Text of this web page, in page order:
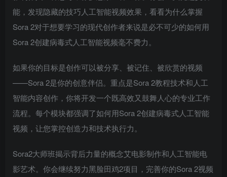
能，发现隐藏的技巧人工智能视频效果，看看为什么掌握
Sora 2对于想要学习的现代创作者来说是必不可少的如何用
Sora 2创建病毒式人工智能视频毫不费力。
如果你的目标是创作可以被分享、被记住、被欣赏的视频
——Sora 2是你的创意伴侣。重点是Sora 2教程技术和人工
智能内容创作，你将开发一个既高效又鼓舞人心的专业工作
流程。每个模块都强调了如何用Sora 2创建病毒式人工智能
视频，让您掌控创造力和技术执行力。
Sora2大师班揭示背后力量的概念艾电影制作和人工智能电
影艺术。你会继续努力黑脸田鸡2项目，完善你的Sora 2视频